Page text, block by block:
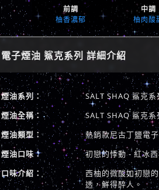
前調 中調
柚香濃郁
柚肉酸
電子煙油 鯊克系列 詳細介紹
煙油系列：
SALT SHAQ 鯊克系
煙油全稱：
SALT SHAQ 鯊克
煙油類型：
熱銷款尼古丁鹽電
煙油口味：
初戀的悸動 - 紅冰
口味介紹：
西柚的微酸如初戀
透，鮮得醉人。